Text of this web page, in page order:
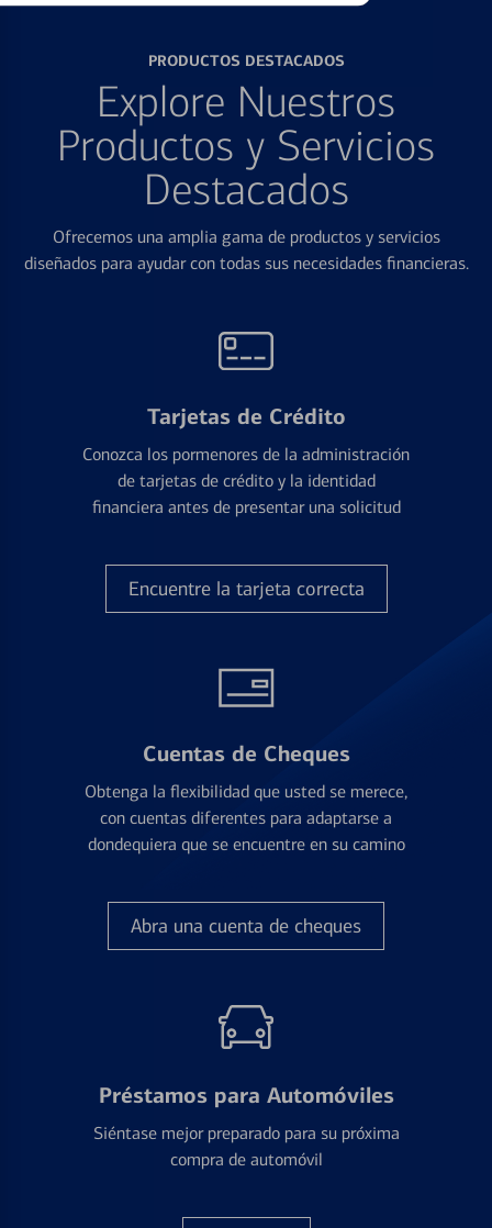
PRODUCTOS DESTACADOS
Explore Nuestros
Productos y Servicios
Destacados
Ofrecemos una amplia gama de productos y servicios
diseñados para ayudar con todas sus necesidades financieras.
Tarjetas de Crédito
Conozca los pormenores de la administración
de tarjetas de crédito y la identidad
financiera antes de presentar una solicitud
Encuentre la tarjeta correcta
Cuentas de Cheques
Obtenga la flexibilidad que usted se merece,
con cuentas diferentes para adaptarse a
dondequiera que se encuentre en su camino
Abra una cuenta de cheques
Préstamos para Automóviles
Siéntase mejor preparado para su próxima
compra de automóvil